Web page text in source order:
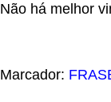
Não há melhor
Marcador: